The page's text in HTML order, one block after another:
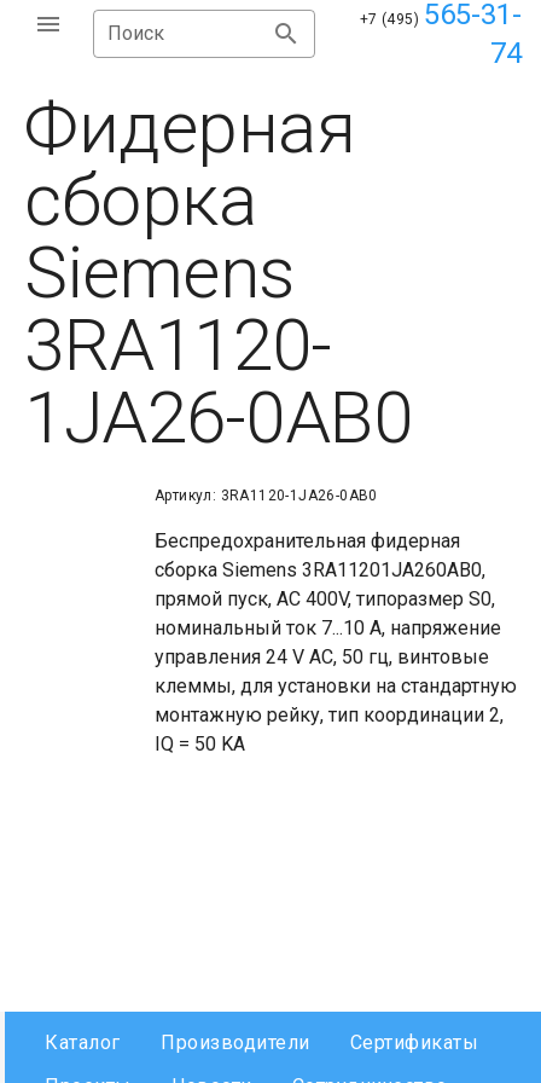
Поиск
+7 (495) 565-31-
74
Фидерная
сборка
Siemens
3RA1120-
1JA26-0AB0
Артикул: 3RA1120-1JA26-0AB0
Беспредохранительная фидерная
сборка Siemens 3RA11201JA260AB0,
прямой пуск, AC 400V, типоразмер S0,
номинальный ток 7...10 A, напряжение
управления 24 V AC, 50 гц, винтовые
клеммы, для установки на стандартную
монтажную рейку, тип координации 2,
IQ = 50 KA
Каталог Производители
Сертификаты